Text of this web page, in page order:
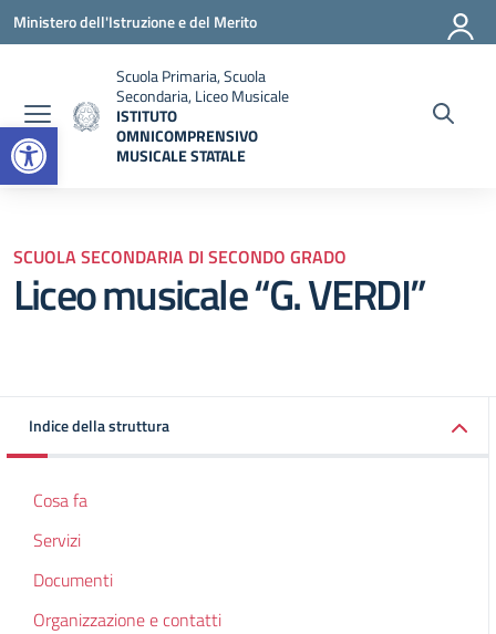
Open toolbar
Vai ai contenuti
Vai al menu di navigazione
Vai al footer
Ministero dell'Istruzione e del Merito
Scuola Primaria, Scuola
Secondaria, Liceo Musicale
ISTITUTO
OMNICOMPRENSIVO
MUSICALE STATALE
SCUOLA SECONDARIA DI SECONDO GRADO
Liceo musicale “G. VERDI”
Indice della struttura
Cosa fa
Servizi
Documenti
Organizzazione e contatti